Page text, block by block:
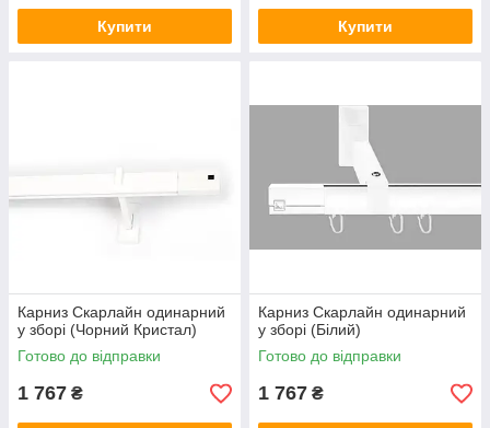
Купити Купити
Карниз Скарлайн одинарний
у зборі (Чорний Кристал)
Готово до відправки
1 767 ₴
Карниз Скарлайн одинарний
у зборі (Білий)
Готово до відправки
1 767 ₴